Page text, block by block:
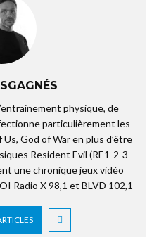
physique, de
particulièrement les
God of War en plus d’être
Resident Evil (RE1-2-3-
une chronique jeux vidéo
Radio X 98,1 et BLVD 102,1